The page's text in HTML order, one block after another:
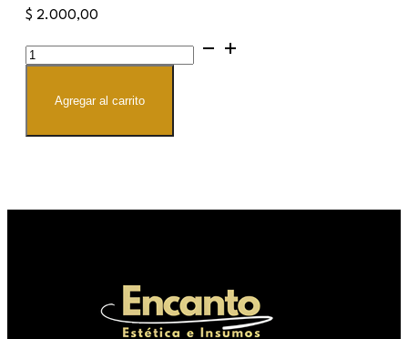
$ 2.000,00
Pro
Lash
Keratin
Agregar al carrito